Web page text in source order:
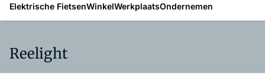
Elektrische FietsenWinkelWerkplaatsOndernemen
Reelight